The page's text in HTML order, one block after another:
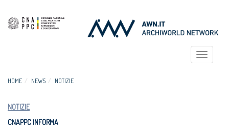
Toggle
HOME NEWS NOTIZIE
NOTIZIE
CNAPPC INFORMA